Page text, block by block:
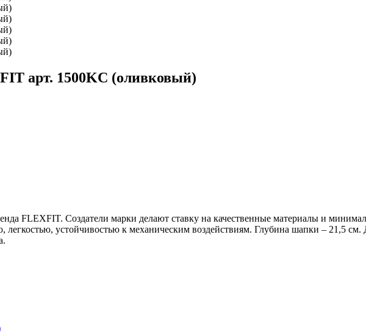
арт. 1500KC (оливковый)
FLEXFIT. Создатели марки делают ставку на качественные материалы и
легкостью, устойчивостью к механическим воздействиям. Глубина шапки – 21,5